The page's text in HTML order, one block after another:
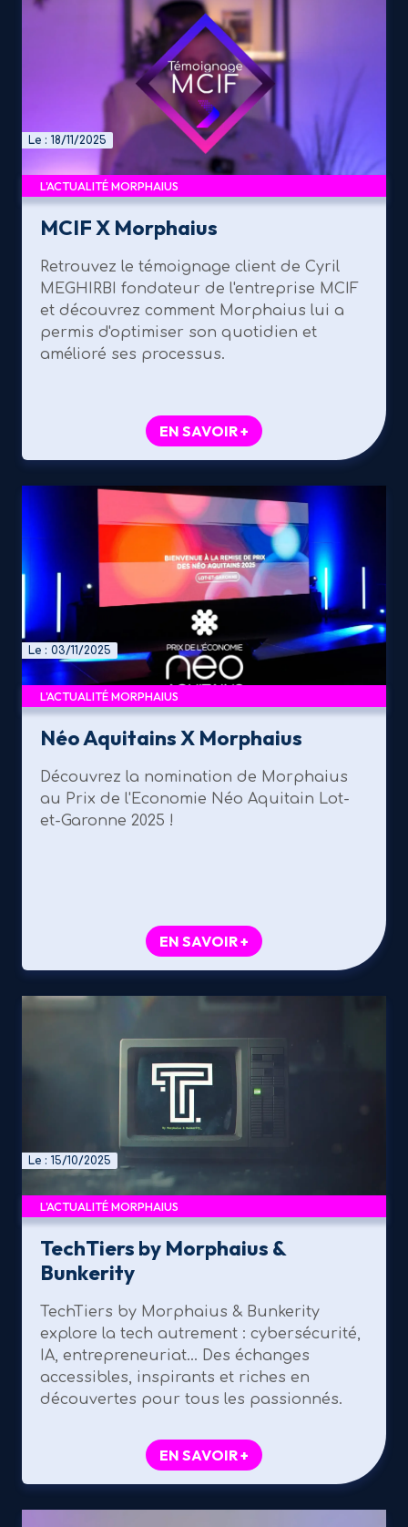
Le : 18/11/2025
L'ACTUALITÉ MORPHAIUS
MCIF X Morphaius
Retrouvez le témoignage client de Cyril
MEGHIRBI fondateur de l'entreprise MCIF
et découvrez comment Morphaius lui a
permis d'optimiser son quotidien et
amélioré ses processus.
EN SAVOIR +
Le : 03/11/2025
L'ACTUALITÉ MORPHAIUS
Néo Aquitains X Morphaius
Découvrez la nomination de Morphaius
au Prix de l'Economie Néo Aquitain Lot-
et-Garonne 2025 !
EN SAVOIR +
Le : 15/10/2025
L'ACTUALITÉ MORPHAIUS
TechTiers by Morphaius &
Bunkerity
TechTiers by Morphaius & Bunkerity
explore la tech autrement : cybersécurité,
IA, entrepreneuriat… Des échanges
accessibles, inspirants et riches en
découvertes pour tous les passionnés.
EN SAVOIR +